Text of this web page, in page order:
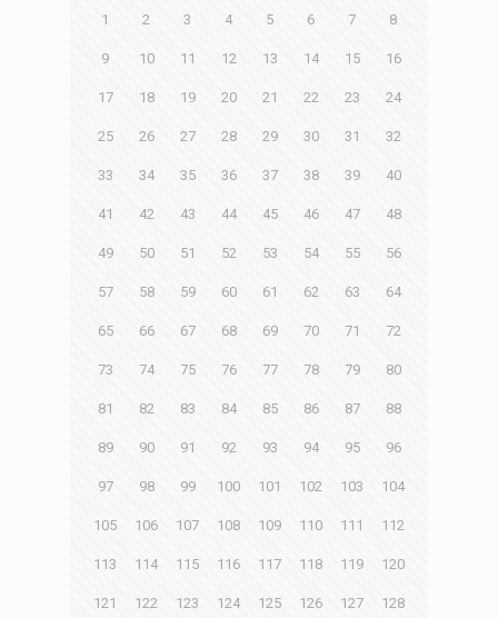
1 2 3 4 5 6 7 8
9 10 11 12 13 14 15 16
17 18 19 20 21 22 23 24
25 26 27 28 29 30 31 32
33 34 35 36 37 38 39 40
41 42 43 44 45 46 47 48
49 50 51 52 53 54 55 56
57 58 59 60 61 62 63 64
65 66 67 68 69 70 71 72
73 74 75 76 77 78 79 80
81 82 83 84 85 86 87 88
89 90 91 92 93 94 95 96
97 98 99 100 101 102 103 104
105 106 107 108 109 110 111 112
113 114 115 116 117 118 119 120
121 122 123 124 125 126 127 128